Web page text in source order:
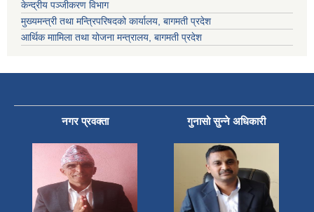
केन्द्रीय पञ्जीकरण विभाग
मुख्यमन्त्री तथा मन्त्रिपरिषदको कार्यालय, बागमती प्रदेश
आर्थिक माामिला तथा योजना मन्त्रालय, बागमती प्रदेश
नगर प्रवक्ता गुनासो सुन्ने अधिकारी